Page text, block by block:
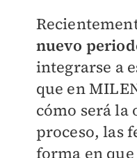
nuevo
integrarse a
que en
cómo será la
proceso, las
forma en